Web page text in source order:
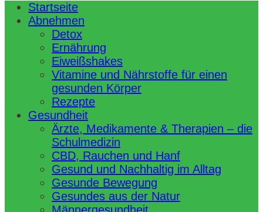
Startseite
Abnehmen
Detox
Ernährung
Eiweißshakes
Vitamine und Nährstoffe für einen
gesunden Körper
Rezepte
Gesundheit
Ärzte, Medikamente & Therapien – die
Schulmedizin
CBD, Rauchen und Hanf
Gesund und Nachhaltig im Alltag
Gesunde Bewegung
Gesundes aus der Natur